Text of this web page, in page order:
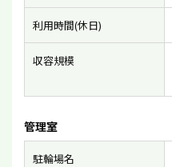
利用時間(休日)
収容規模
管理室
駐輪場名